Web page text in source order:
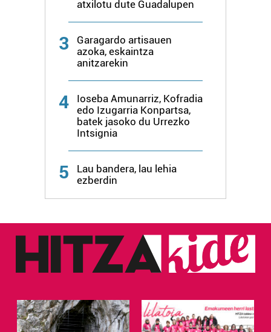
atxilotu dute Guadalupen
3
Garagardo artisauen
azoka, eskaintza
anitzarekin
4
Ioseba Amunarriz, Kofradia
edo Izugarria Konpartsa,
batek jasoko du Urrezko
Intsignia
5
Lau bandera, lau lehia
ezberdin